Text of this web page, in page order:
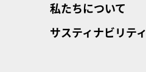
私たちについて
サスティナビリティ